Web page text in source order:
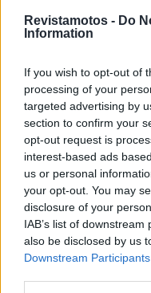
Revistamotos - Do
Information
If you wish to opt-out of
processing of your
targeted advertising by
section to confirm your
opt-out request is
interest-based ads
us or personal
your opt-out. You may
disclosure of your
IAB’s list of
also be disclosed by us
Downstream Participants
RELACIONADOS